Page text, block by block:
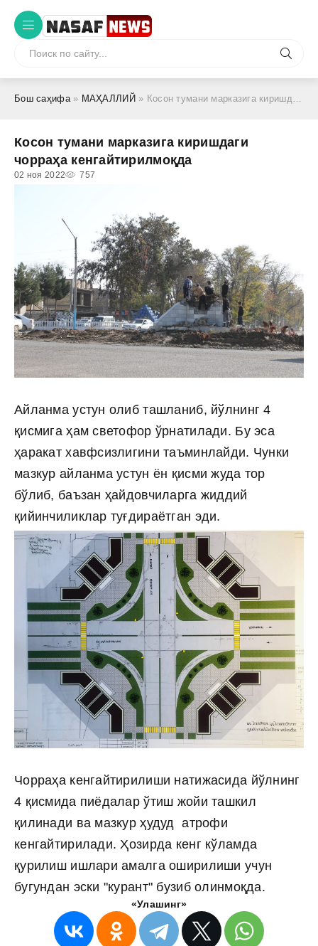
Бош саҳифа» МАҲАЛЛИЙ » Косон тумани марказига киришдаги чорраҳа кенгайтирилмоқда
Косон тумани марказига киришдаги
чорраҳа кенгайтирилмоқда
02 ноя 2022 757
Айланма устун олиб ташланиб, йўлнинг 4
қисмига ҳам светофор ўрнатилади. Бу эса
ҳаракат хавфсизлигини таъминлайди. Чунки
мазкур айланма устун ён қисми жуда тор
бўлиб, баъзан ҳайдовчиларга жиддий
қийинчиликлар туғдираётган эди.
Чорраҳа кенгайтирилиши натижасида йўлнинг
4 қисмида пиёдaлар ўтиш жойи ташкил
қилинади ва мазкур ҳудуд атрофи
кенгайтирилади. Ҳозирда кенг кўламда
қурилиш ишлари амалга оширилиши учун
бугундан эски "курант" бузиб олинмоқда.
«Улашинг»